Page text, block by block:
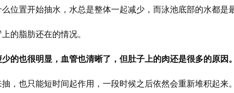
位置开始抽水，水总是整体一起减少，而泳池底部的水都是
的脂肪还在的情况。
的也很明显，血管也清晰了，但肚子上的肉还是很多的原因。
，也只能短时间起作用，一段时候之后依然会重新堆积起